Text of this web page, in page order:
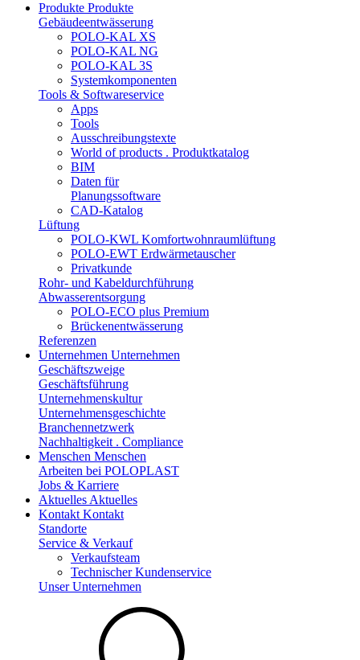
Produkte Produkte
Gebäudeentwässerung
POLO-KAL XS
POLO-KAL NG
POLO-KAL 3S
Systemkomponenten
Tools & Softwareservice
Apps
Tools
Ausschreibungstexte
World of products . Produktkatalog
BIM
Daten für
Planungssoftware
CAD-Katalog
Lüftung
POLO-KWL Komfortwohnraumlüftung
POLO-EWT Erdwärmetauscher
Privatkunde
Rohr- und Kabeldurchführung
Abwasserentsorgung
POLO-ECO plus Premium
Brückenentwässerung
Referenzen
Unternehmen Unternehmen
Geschäftszweige
Geschäftsführung
Unternehmenskultur
Unternehmensgeschichte
Branchennetzwerk
Nachhaltigkeit . Compliance
Menschen Menschen
Arbeiten bei POLOPLAST
Jobs & Karriere
Aktuelles Aktuelles
Kontakt Kontakt
Standorte
Service & Verkauf
Verkaufsteam
Technischer Kundenservice
Unser Unternehmen